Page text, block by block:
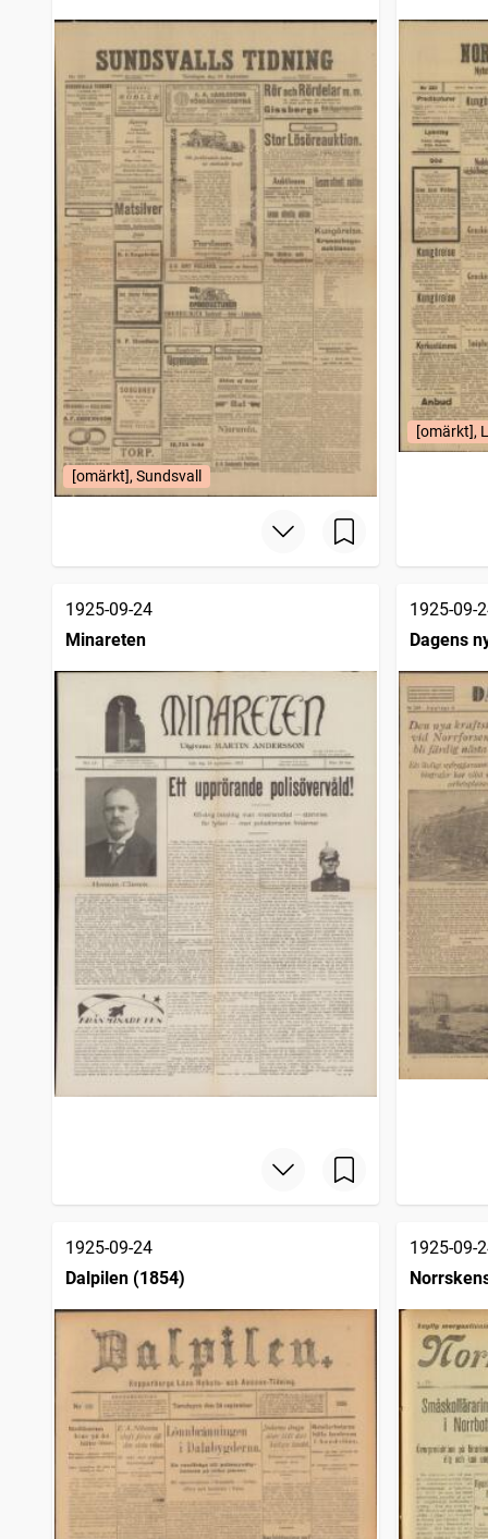
[omärkt], Sundsvall
[omärkt],
1925-09-24
Minareten
1925-09-
Dagens
1925-09-24
Dalpilen (1854)
1925-09-